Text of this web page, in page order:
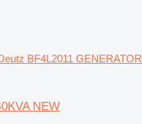
BF4L2011 GENERATOR
NEW